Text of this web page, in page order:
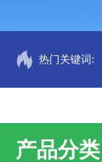
热门关键词:
产品分类